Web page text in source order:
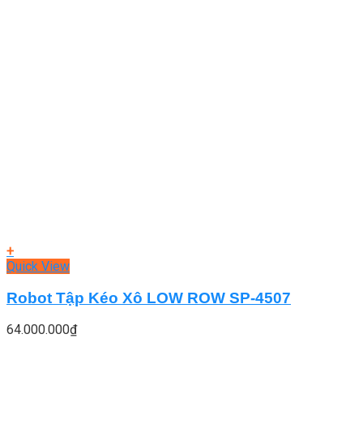
+
Quick View
Robot Tập Kéo Xô LOW ROW SP-4507
64.000.000₫